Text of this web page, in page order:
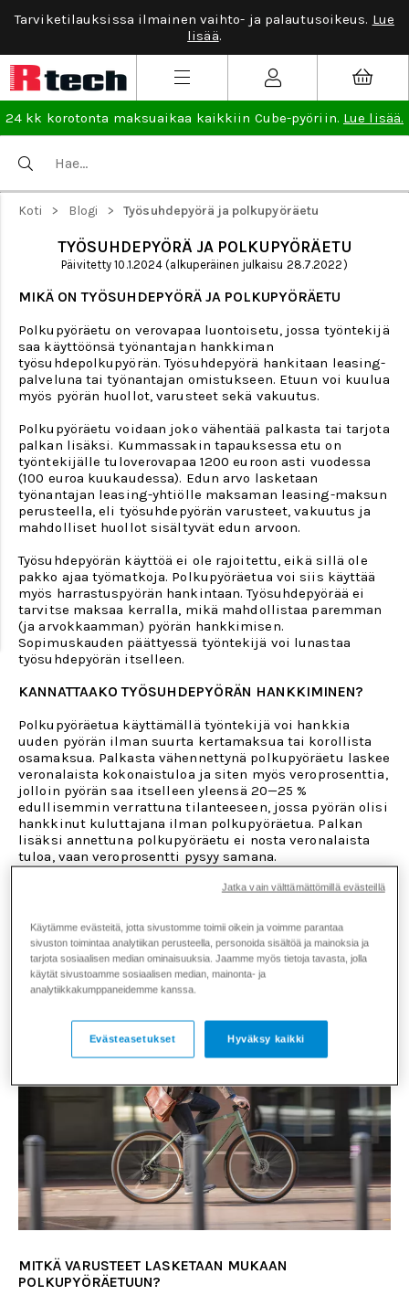
Tarviketilauksissa ilmainen vaihto- ja palautusoikeus. Lue
lisää.
24 kk korotonta maksuaikaa kaikkiin Cube-pyöriin. Lue lisää.
Koti > Blogi > Työsuhdepyörä ja polkupyöräetu
TYÖSUHDEPYÖRÄ JA POLKUPYÖRÄETU
Päivitetty 10.1.2024 (alkuperäinen julkaisu 28.7.2022)
MIKÄ ON TYÖSUHDEPYÖRÄ JA POLKUPYÖRÄETU
Polkupyöräetu on verovapaa luontoisetu, jossa työntekijä
saa käyttöönsä työnantajan hankkiman
työsuhdepolkupyörän. Työsuhdepyörä hankitaan leasing-
palveluna tai työnantajan omistukseen. Etuun voi kuulua
myös pyörän huollot, varusteet sekä vakuutus.
Polkupyöräetu voidaan joko vähentää palkasta tai tarjota
palkan lisäksi. Kummassakin tapauksessa etu on
työntekijälle tuloverovapaa 1200 euroon asti vuodessa
(100 euroa kuukaudessa). Edun arvo lasketaan
työnantajan leasing-yhtiölle maksaman leasing-maksun
perusteella, eli työsuhdepyörän varusteet, vakuutus ja
mahdolliset huollot sisältyvät edun arvoon.
Työsuhdepyörän käyttöä ei ole rajoitettu, eikä sillä ole
pakko ajaa työmatkoja. Polkupyöräetua voi siis käyttää
myös harrastuspyörän hankintaan.Työsuhdepyörää ei
tarvitse maksaa kerralla, mikä mahdollistaa paremman
(ja arvokkaamman) pyörän hankkimisen.
Sopimuskauden päättyessä työntekijä voi lunastaa
työsuhdepyörän itselleen.
KANNATTAAKO TYÖSUHDEPYÖRÄN HANKKIMINEN?
Polkupyöräetua käyttämällä työntekijä voi hankkia
uuden pyörän ilman suurta kertamaksua tai korollista
osamaksua. Palkasta vähennettynä polkupyöräetu laskee
veronalaista kokonaistuloa ja siten myös veroprosenttia,
jolloin pyörän saa itselleen yleensä 20—25 %
edullisemmin verrattuna tilanteeseen, jossa pyörän olisi
hankkinut kuluttajana ilman polkupyöräetua. Palkan
lisäksi annettuna polkupyöräetu ei nosta veronalaista
tuloa, vaan veroprosentti pysyy samana.
Useimmilla leasing-yrityksillä on sivuillaan laskureita,
säästöt. Veronmaksajien liiton julkaisemassa
Taloustaito-lehdessä on myös hyväselvitys
työsuhdepyörän verohyödyistä .
MITKÄ VARUSTEET LASKETAAN MUKAAN
POLKUPYÖRÄETUUN?
Käytämme evästeitä, jotta sivustomme toimii oikein ja voimme parantaa
sivuston toimintaa analytiikan perusteella, personoida sisältöä ja mainoksia ja
tarjota sosiaalisen median ominaisuuksia. Jaamme myös tietoja tavasta, jolla
käytät sivustoamme sosiaalisen median, mainonta- ja
analytiikkakumppaneidemme kanssa.
Hyväksy kaikki
Evästeasetukset
Jatka vain välttämättömillä evästeillä